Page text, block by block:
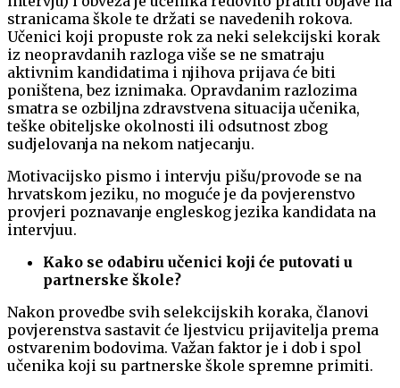
stranicama škole te držati se navedenih rokova.
Učenici koji propuste rok za neki selekcijski korak
iz neopravdanih razloga više se ne smatraju
aktivnim kandidatima i njihova prijava će biti
poništena, bez iznimaka. Opravdanim razlozima
smatra se ozbiljna zdravstvena situacija učenika,
teške obiteljske okolnosti ili odsutnost zbog
sudjelovanja na nekom natjecanju.
Motivacijsko pismo i intervju pišu/provode se na
hrvatskom jeziku, no moguće je da povjerenstvo
provjeri poznavanje engleskog jezika kandidata na
intervjuu.
Kako se odabiru učenici koji će putovati u
partnerske škole?
Nakon provedbe svih selekcijskih koraka, članovi
povjerenstva sastavit će ljestvicu prijavitelja prema
ostvarenim bodovima. Važan faktor je i dob i spol
učenika koji su partnerske škole spremne primiti.